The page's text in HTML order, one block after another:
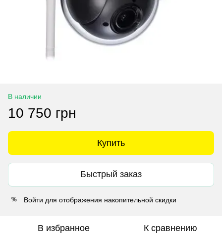
В наличии
10 750 грн
Купить
Быстрый заказ
% Войти для отображения накопительной скидки
В избранное К сравнению